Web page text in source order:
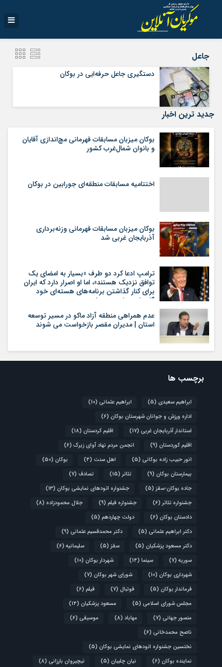
جاعل
دستگیری جاعل حرفه‌ایی در بوکان
جدید ترین اخبار
بوکان میزبان مسابقات قهرمانی مچ‌اندازی آقایان
و بانوان شمال‌غرب کشور
اختتامیه مسابقات منطقه‌ای جورابین در بوکان
بوکان میزبان مسابقات قهرمانی وزنه‌برداری
آذربایجان غربی شد
ترامپ ادعا کرد دو طرف «بسیار به امضای یک
توافق نزدیک هستند»، اما او اصرار دارد که ایران
برای کنار گذاشتن برنامه‌های هسته‌ای خود
گام‌های بیشتری بردارد
عدم همراهی منطقه آزاد ماکو در مسیر توسعه
استان | مدیران مقصر بازخواست می شوند
برچسب ها
ابراهیم سعیدی (5) ابراهیم عثمانی (10)
اداره ورزش و جوانان شهرستان بوکان (6)
استاندار آذربایجان غربی (17) اقلیم کردستان (18)
اقلیم کوردستان (9) انجمن مردم نهاد آوای زیرک (6)
انور حبیب زاده بوکانی (5) اهل سنت (4) بوکان (50)
بیمارستان بوکان (9) تئاتر (15) تصادف (7)
جاده بوکان-سقز (5) جشنواره اتودهای نمایشی بوکان (13)
جشنواره تئاتر (6) جشنواره فیلم (9) جلال محمودزاده (8)
دادستان بوکان (6) دولت چهاردهم (5)
دکتر ابراهیم عثمانی (5) دکتر محمدقسیم عثمانی (9)
دکتر مسعود پزشکیان (5) سقز (5) سلیمانیه (6)
سوریه (7) سینما (14) شهردار بوکان (10)
شهرداری بوکان (10) شورای شهر بوکان (7)
فرماندار بوکان (5) فوتبال (7) فیلم (6)
مجلس شورای اسلامی (5) مسعود پزشکیان (14)
منصور جهانی (7) مهاباد (8) موسیقی (6)
ناصح محمدخانی (6)
نختسین جشنواره اتودهای نمایشی بوکان (5)
نماینده بوکان (6) نیان چلبیان (5) نیچیروان بارزانی (8)